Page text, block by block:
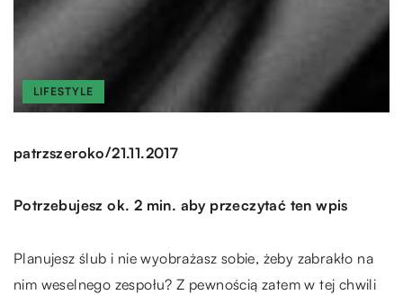
LIFESTYLE
patrzszeroko/21.11.2017
Potrzebujesz ok. 2 min. aby przeczytać ten wpis
Planujesz ślub i nie wyobrażasz sobie, żeby zabrakło na
nim weselnego zespołu? Z pewnością zatem w tej chwili